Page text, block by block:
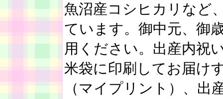
魚沼産コシヒカリなど
ています。御中元、御
用ください。出産内祝
米袋に印刷してお届け
（マイプリント）、出